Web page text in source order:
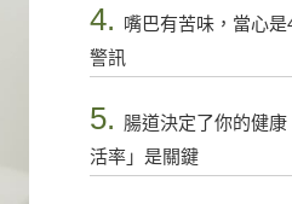
4. 嘴巴有苦味，當心
警訊
5. 腸道決定了你的健
活率」是關鍵